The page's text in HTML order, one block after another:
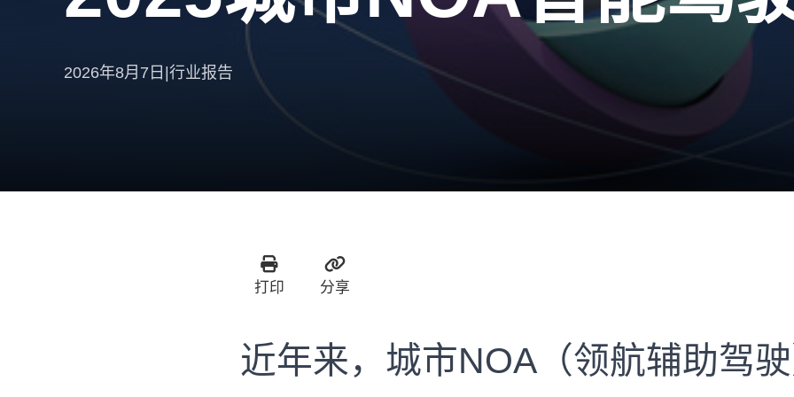
2026年8月7日 行业报告
打印 分享
近年来，城市NOA（领航辅助驾